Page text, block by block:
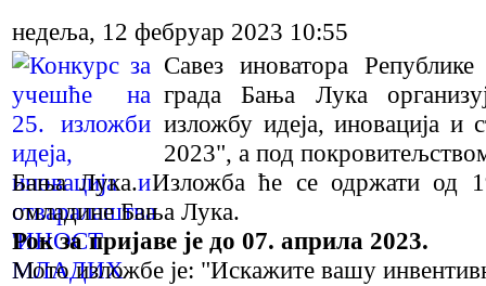
недеља, 12 фебруар 2023 10:55
Савез иноватора
града Бања Лука
изложбу идеја,
2023", а под
Бања Лука. Изложба ће се одржати од
омладине Бања Лука.
Рок за пријаве је до 07. априла 2023.
Мото изложбе је: "Искажите вашу